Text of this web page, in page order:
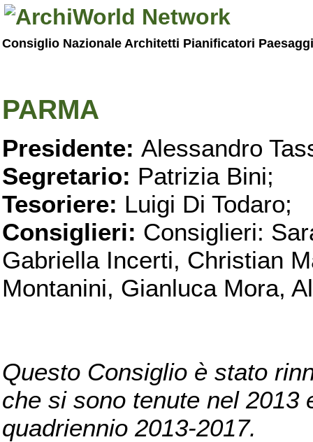
Consiglio Nazionale Architetti Pianificatori
PARMA
Presidente: Alessandro
Segretario: Patrizia Bini;
Tesoriere: Luigi Di Todaro;
Consiglieri: Consiglieri:
Gabriella Incerti, Christian
Montanini, Gianluca Mora,
Questo Consiglio è stato
che si sono tenute nel 2013
quadriennio 2013-2017.